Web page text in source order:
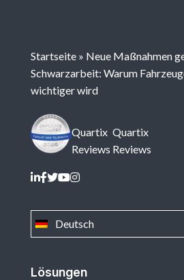
Lösungen
Deutsch
Startseite » Neue Maßnahmen
Schwarzarbeit: Warum
wichtiger wird
Quartix
Reviews
Quartix
Reviews